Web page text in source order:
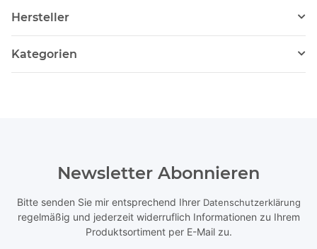
Hersteller
Kategorien
Newsletter Abonnieren
Bitte senden Sie mir entsprechend Ihrer Datenschutzerklärung
regelmäßig und jederzeit widerruflich Informationen zu Ihrem
Produktsortiment per E-Mail zu.